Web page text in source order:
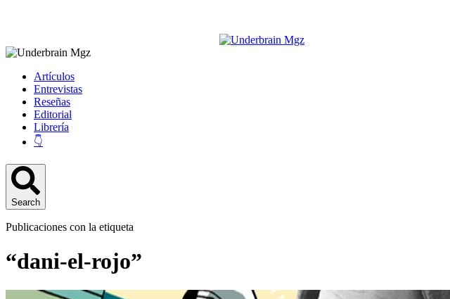
Artículos
Entrevistas
Reseñas
Editorial
Librería
👇
Search
Publicaciones con la etiqueta
“dani-el-rojo”